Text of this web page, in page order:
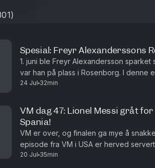
)
Spesial: Freyr Alexanderssons
1. juni ble Freyr Alexandersson sparket
var han på plass i Rosenborg. I denne
hvordan han endte i Rosenborg,
24 Jul 32min
VM dag 47: Lionel Messi gråt
Spania!
VM er over, og finalen ga mye å
episode fra VM i USA er herved
20 Jul 35min